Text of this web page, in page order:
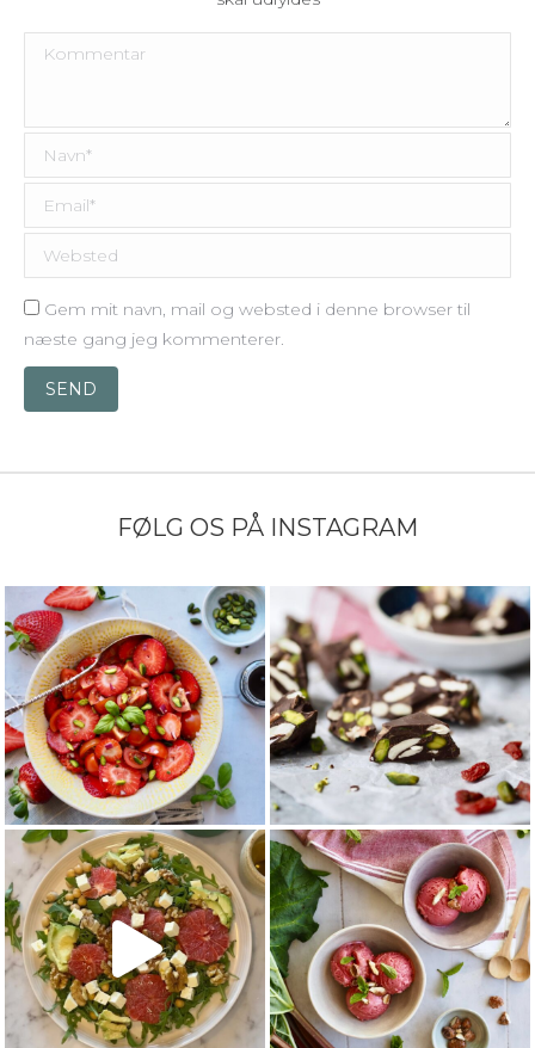
Kommentar
Navn *
Email *
Websted
Gem mit navn, mail og websted i denne browser til
næste gang jeg kommenterer.
SEND
FØLG OS PÅ INSTAGRAM